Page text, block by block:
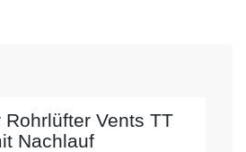
Rohrlüfter Vents TT
Nachlauf